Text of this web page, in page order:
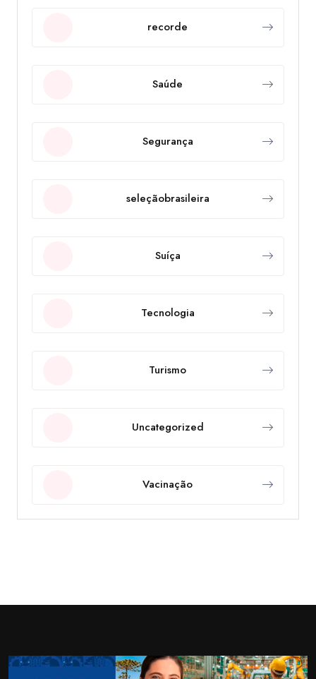
recorde
Saúde
Segurança
seleçãobrasileira
Suíça
Tecnologia
Turismo
Uncategorized
Vacinação